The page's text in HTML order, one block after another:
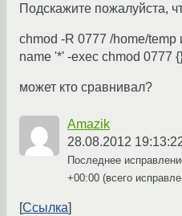
Подскажите пожалуйста,
chmod -R 0777 /home/temp
name '*' -exec chmod 0777
может кто сравнивал?
Amazik
28.08.2012
Последнее
+00:00 (всего
Ссылка